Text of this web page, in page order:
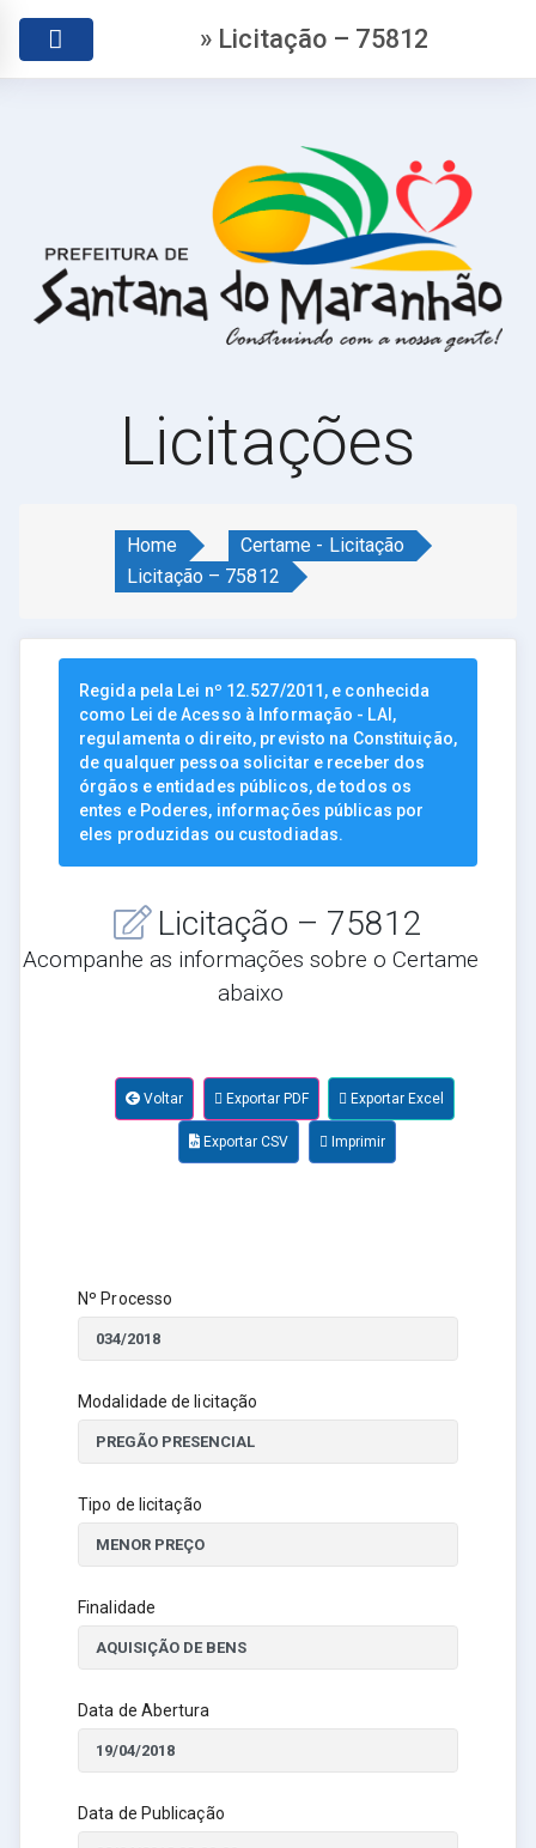
» Licitação – 75812
Licitações
Home
Certame - Licitação
Licitação – 75812
Regida pela Lei nº 12.527/2011, e conhecida
como Lei de Acesso à Informação - LAI,
regulamenta o direito, previsto na Constituição,
de qualquer pessoa solicitar e receber dos
órgãos e entidades públicos, de todos os
entes e Poderes, informações públicas por
eles produzidas ou custodiadas.
Licitação – 75812
Acompanhe as informações sobre o Certame
abaixo
Voltar Exportar PDF Exportar Excel
Exportar CSV Imprimir
Nº Processo
Modalidade de licitação
Tipo de licitação
Finalidade
Data de Abertura
Data de Publicação